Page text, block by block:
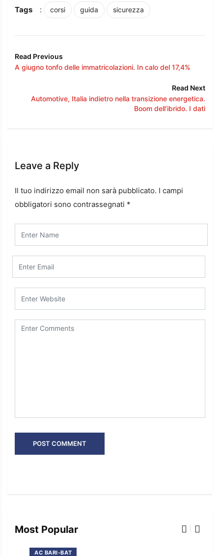
Tags : corsi guida sicurezza
Read Previous
A giugno tonfo delle immatricolazioni. In calo del 17,4%
Read Next
Automotive, Italia indietro nella transizione energetica.
Boom dell’ibrido. I dati
Leave a Reply
Il tuo indirizzo email non sarà pubblicato. I campi
obbligatori sono contrassegnati *
Most Popular
AC BARI-BAT